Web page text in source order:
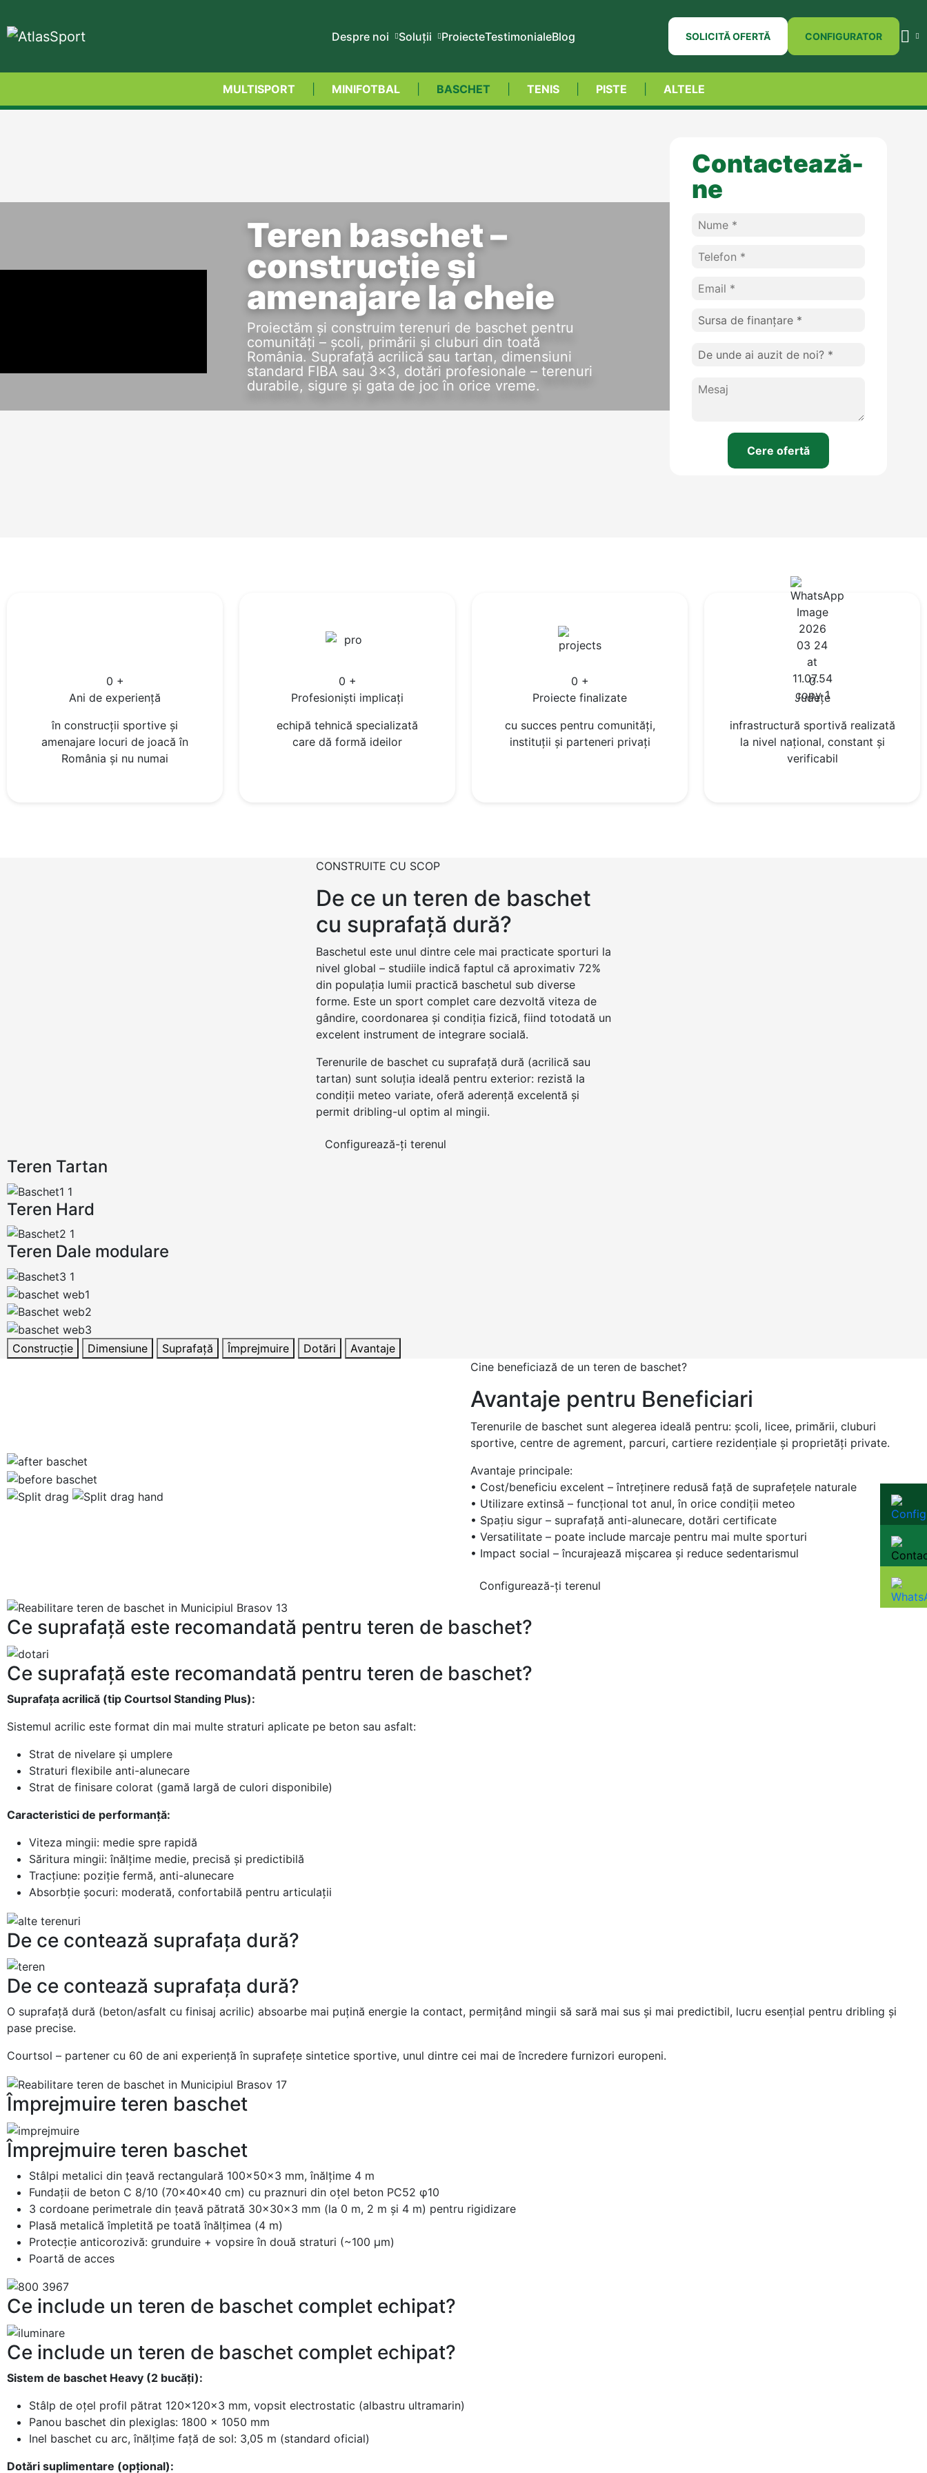
Despre noi Soluții ProiecteTestimonialeBlog SOLICITĂ OFERTĂ CONFIGURATOR
MULTISPORT MINIFOTBAL BASCHET TENIS PISTE ALTELE
Teren baschet –
construcție și
amenajare la cheie
Proiectăm și construim terenuri de baschet pentru
comunități – școli, primării și cluburi din toată
România. Suprafață acrilică sau tartan, dimensiuni
standard FIBA sau 3×3, dotări profesionale – terenuri
durabile, sigure și gata de joc în orice vreme.
Contactează-
ne
0 +
Ani de experiență
în construcții sportive și
amenajare locuri de joacă în
România și nu numai
0 +
Profesioniști implicați
echipă tehnică specializată
care dă formă ideilor
0 +
Proiecte finalizate
cu succes pentru comunități,
instituții și parteneri privați
0
Județe
infrastructură sportivă realizată
la nivel național, constant și
verificabil
CONSTRUITE CU SCOP
De ce un teren de baschet
cu suprafață dură?
Baschetul este unul dintre cele mai practicate sporturi la
nivel global – studiile indică faptul că aproximativ 72%
din populația lumii practică baschetul sub diverse
forme. Este un sport complet care dezvoltă viteza de
gândire, coordonarea și condiția fizică, fiind totodată un
excelent instrument de integrare socială.
Terenurile de baschet cu suprafață dură (acrilică sau
tartan) sunt soluția ideală pentru exterior: rezistă la
condiții meteo variate, oferă aderență excelentă și
permit dribling-ul optim al mingii.
Configurează-ți terenul
Teren Tartan
Teren Hard
Teren Dale modulare
Construcție Dimensiune Suprafață Împrejmuire Dotări
Avantaje
Cine beneficiază de un teren de baschet?
Avantaje pentru Beneficiari
Terenurile de baschet sunt alegerea ideală pentru: școli, licee, primării, cluburi
sportive, centre de agrement, parcuri, cartiere rezidențiale și proprietăți private.
Avantaje principale:
• Cost/beneficiu excelent – întreținere redusă față de suprafețele naturale
• Utilizare extinsă – funcțional tot anul, în orice condiții meteo
• Spațiu sigur – suprafață anti-alunecare, dotări certificate
• Versatilitate – poate include marcaje pentru mai multe sporturi
• Impact social – încurajează mișcarea și reduce sedentarismul
Configurează-ți terenul
Ce suprafață este recomandată pentru teren de baschet?
Ce suprafață este recomandată pentru teren de baschet?
Suprafața acrilică (tip Courtsol Standing Plus):
Sistemul acrilic este format din mai multe straturi aplicate pe beton sau asfalt:
Strat de nivelare și umplere
Straturi flexibile anti-alunecare
Strat de finisare colorat (gamă largă de culori disponibile)
Caracteristici de performanță:
Viteza mingii: medie spre rapidă
Săritura mingii: înălțime medie, precisă și predictibilă
Tracțiune: poziție fermă, anti-alunecare
Absorbție șocuri: moderată, confortabilă pentru articulații
De ce contează suprafața dură?
De ce contează suprafața dură?
O suprafață dură (beton/asfalt cu finisaj acrilic) absoarbe mai puțină energie la contact, permițând mingii să sară mai sus și mai predictibil, lucru esențial pentru dribling și
pase precise.
Courtsol – partener cu 60 de ani experiență în suprafețe sintetice sportive, unul dintre cei mai de încredere furnizori europeni.
Împrejmuire teren baschet
Împrejmuire teren baschet
Stâlpi metalici din țeavă rectangulară 100×50×3 mm, înălțime 4 m
Fundații de beton C 8/10 (70×40×40 cm) cu praznuri din oțel beton PC52 φ10
3 cordoane perimetrale din țeavă pătrată 30×30×3 mm (la 0 m, 2 m și 4 m) pentru rigidizare
Plasă metalică împletită pe toată înălțimea (4 m)
Protecție anticorozivă: grunduire + vopsire în două straturi (~100 μm)
Poartă de acces
Ce include un teren de baschet complet echipat?
Ce include un teren de baschet complet echipat?
Sistem de baschet Heavy (2 bucăți):
Stâlp de oțel profil pătrat 120×120×3 mm, vopsit electrostatic (albastru ultramarin)
Panou baschet din plexiglas: 1800 × 1050 mm
Inel baschet cu arc, înălțime față de sol: 3,05 m (standard oficial)
Dotări suplimentare (opțional):